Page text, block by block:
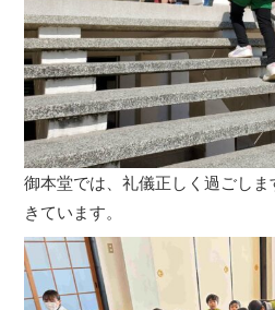
御本堂では、礼儀正しく過ごし
きています。